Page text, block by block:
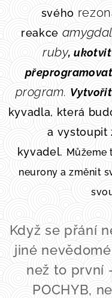
svého
reakce
ruby,ukotvit
přeprogramovat
program. V
kyvadla, která
a vystoupit
kyvadel. Můžeme
neurony a změnit
Když se přání
jiné
než to první
POCHYB,